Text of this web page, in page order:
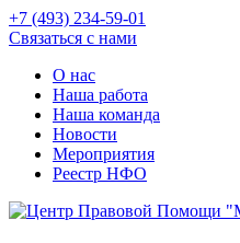
+7 (493) 234-59-01
Связаться с нами
О нас
Наша работа
Наша команда
Новости
Мероприятия
Реестр НФО